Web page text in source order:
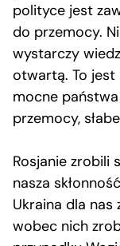
polityce jest
do przemocy.
wystarczy
otwartą. To jest
mocne
przemocy,
Rosjanie zrobili
nasza
Ukraina dla nas
wobec nich